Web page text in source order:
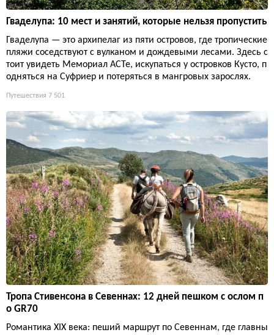
Гваделупа: 10 мест и занятий, которые нельзя пропустить
Гваделупа — это архипелаг из пяти островов, где тропические
пляжи соседствуют с вулканом и дождевыми лесами. Здесь с
тоит увидеть Мемориал ACTe, искупаться у островков Кусто, п
одняться на Суфриер и потеряться в мангровых зарослях.
Путешествия 7 501
Тропа Стивенсона в Севеннах: 12 дней пешком с ослом п
о GR70
Романтика XIX века: пеший маршрут по Севеннам, где главны